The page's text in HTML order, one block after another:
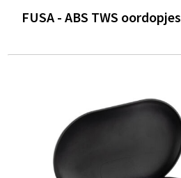
FUSA - ABS TWS oordopjes